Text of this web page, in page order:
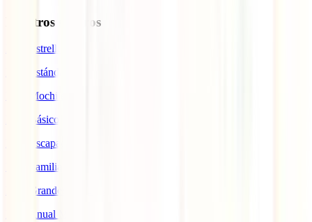
Nuestros seguros
IATI Estrella
IATI Estándar
IATI Mochilero
IATI Básico
IATI Escapadas
IATI Familia
IATI Grandes Viajeros
IATI Anual Multiviaje